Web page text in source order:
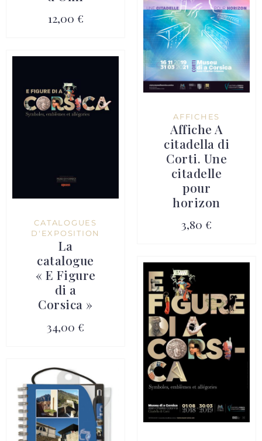
12,00 €
AFFICHES
Affiche A
citadella di
Corti. Une
citadelle
pour
horizon
3,80 €
CATALOGUES
D'EXPOSITION
La
catalogue
« E Figure
di a
Corsica »
34,00 €